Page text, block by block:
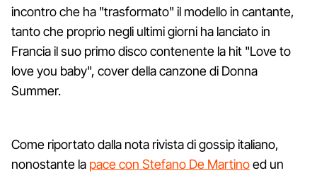
incontro che ha "trasformato" il modello in cantante,
tanto che proprio negli ultimi giorni ha lanciato in
Francia il suo primo disco contenente la hit "Love to
love you baby", cover della canzone di Donna
Summer.
Come riportato dalla nota rivista di gossip italiano,
nonostante la pace con Stefano De Martinoed un